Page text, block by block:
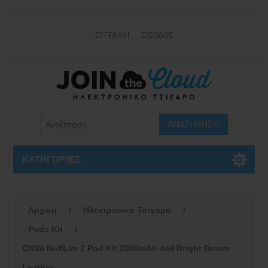
ΕΓΓΡΑΦΉ ΕΊΣΟΔΟΣ
ΚΑΤΗΓΟΡΊΕΣ
Αρχική / Ηλεκτρονικά Τσιγάρα
/
Pods Kit
/
OXVA NeXLim 2 Pod Kit 2000mAh 4ml Bright Brown